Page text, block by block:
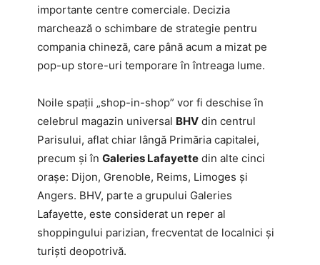
importante centre comerciale. Decizia
marchează o schimbare de strategie pentru
compania chineză, care până acum a mizat pe
pop-up store-uri temporare în întreaga lume.
Noile spații „shop-in-shop” vor fi deschise în
celebrul magazin universal BHV din centrul
Parisului, aflat chiar lângă Primăria capitalei,
precum și în Galeries Lafayette din alte cinci
orașe: Dijon, Grenoble, Reims, Limoges și
Angers. BHV, parte a grupului Galeries
Lafayette, este considerat un reper al
shoppingului parizian, frecventat de localnici și
turiști deopotrivă.